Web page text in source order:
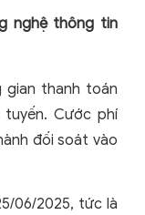
nghệ thông tin
gian thanh toán
Cước phí
đối soát vào
06/2025, tức là